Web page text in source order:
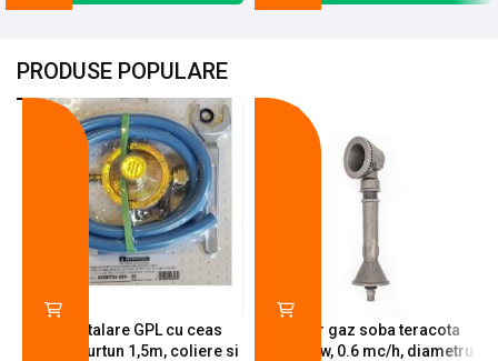
PRODUSE POPULARE
Kit instalare GPL cu ceas
butelie, furtun 1,5m, coliere si
Arzator gaz soba teracota
A600, 6 kw, 0.6 mc/h, diametru